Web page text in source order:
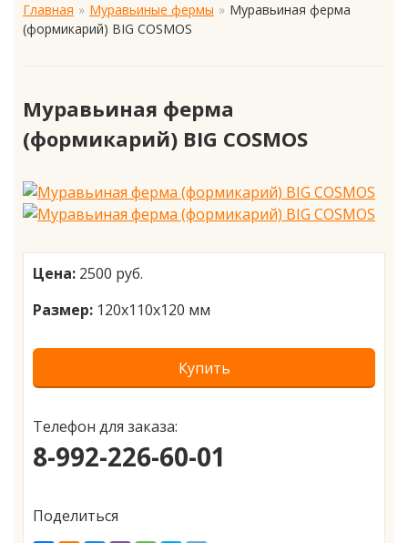
Главная Муравьиные фермы
Муравьиная ферма
(формикарий) BIG COSMOS
Муравьиная ферма
(формикарий) BIG COSMOS
Цена: 2500 руб.
Размер: 120х110х120 мм
Купить
Телефон для заказа:
8-992-226-60-01
Поделиться